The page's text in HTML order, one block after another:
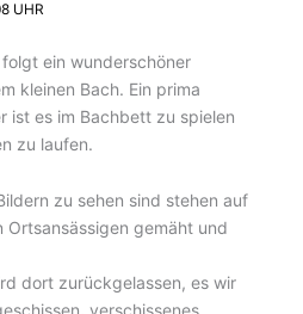
UHR
ein wunderschöner
kleinen Bach. Ein prima
ist es im Bachbett zu spielen
zu laufen.
zu sehen sind stehen auf
Ortsansässigen gemäht und
dort zurückgelassen, es wir